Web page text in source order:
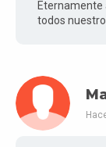
Eternamente
todos